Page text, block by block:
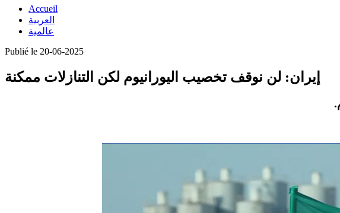
Accueil
العربية
عالمية
Publié le 20-06-2025
إيران: لن نوقف تخصيب اليورانيوم لكن التنازلات ممكنة
.